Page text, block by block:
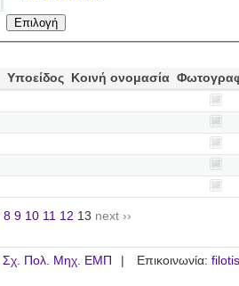
Υποείδος Κοινή ονομασία
8 9 10 11 12 13 next ››
Σχ. Πολ. Μηχ. ΕΜΠ Επικοινωνία: